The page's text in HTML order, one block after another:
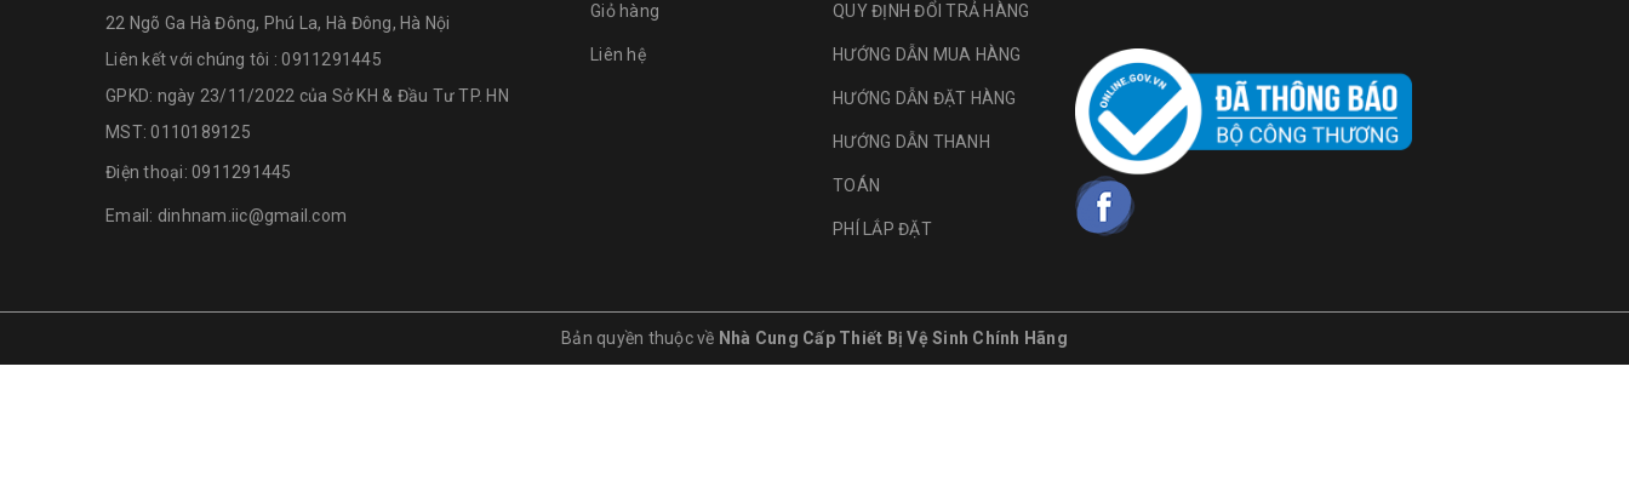
22 Ngõ Ga Hà Đông, Phú La, Hà Đông, Hà Nội
Liên kết với chúng tôi : 0911291445
GPKD: ngày 23/11/2022 của Sở KH & Đầu Tư TP. HN
MST: 0110189125
Điện thoại: 0911291445
Email: dinhnam.iic@gmail.com
Giỏ hàng
Liên hệ
QUY ĐỊNH ĐỔI TRẢ HÀNG
HƯỚNG DẪN MUA HÀNG
HƯỚNG DẪN ĐẶT HÀNG
HƯỚNG DẪN THANH
TOÁN
PHÍ LẮP ĐẶT
Bản quyền thuộc về Nhà Cung Cấp Thiết Bị Vệ Sinh Chính Hãng